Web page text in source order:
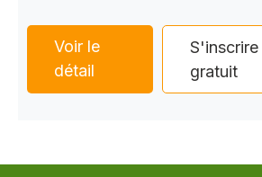
Voir le
détail
S'inscrire
gratuit